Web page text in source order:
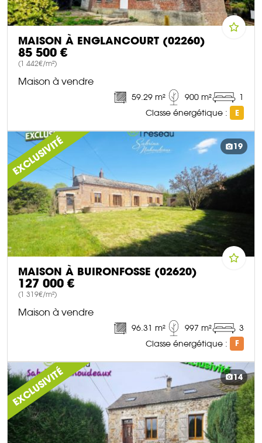
MAISON À ENGLANCOURT (02260)
85 500 €
(1 442€/m²)
Maison à vendre
59.29 m² 900 m²
1
Classe énergétique :
E
DÉCOUVRIR CE BIEN
EXCLUSIVITÉ 19
MAISON À BUIRONFOSSE (02620)
127 000 €
(1 319€/m²)
Maison à vendre
96.31 m² 997 m²
3
Classe énergétique :
F
DÉCOUVRIR CE BIEN
EXCLUSIVITÉ 14